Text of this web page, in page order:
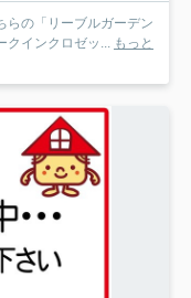
らの「リーブルガーデン
クインクロゼッ... もっと